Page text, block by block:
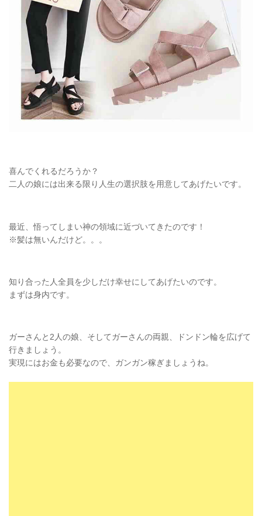
喜んでくれるだろうか？
二人の娘には出来る限り人生の選択肢を用意してあげたいです。
最近、悟ってしまい神の領域に近づいてきたのです！
※髪は無いんだけど。。。
知り合った人全員を少しだけ幸せにしてあげたいのです。
まずは身内です。
ガーさんと2人の娘、そしてガーさんの両親、ドンドン輪を広げて
行きましょう。
実現にはお金も必要なので、ガンガン稼ぎましょうね。